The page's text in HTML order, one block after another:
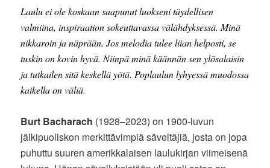
Laulu ei ole koskaan saapunut luokseni täydellisen
valmiina, inspiraation sokeuttavassa välähdyksessä. Minä
nikkaroin ja näprään. Jos melodia tulee liian helposti, se
tuskin on kovin hyvä. Niinpä minä käännän sen ylösalaisin
ja tutkailen sitä keskellä yötä. Poplaulun lyhyessä muodossa
kaikella on väliä.
Burt Bacharach (1928–2023) on 1900-luvun
jälkipuoliskon merkittävimpiä säveltäjiä, josta on jopa
puhuttu suuren amerikkalaisen laulukirjan viimeisenä